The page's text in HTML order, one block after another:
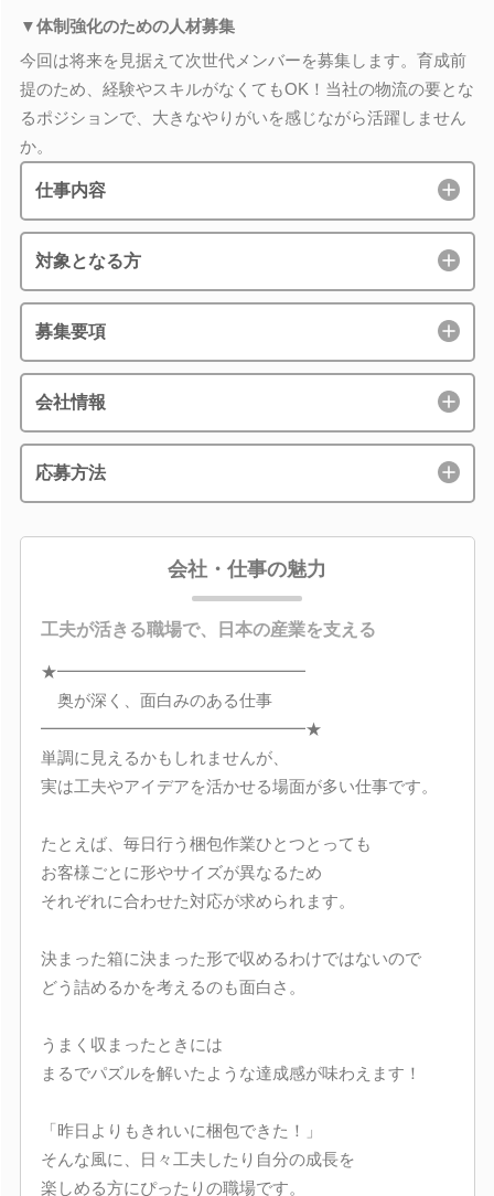
▼体制強化のための人材募集
今回は将来を見据えて次世代メンバーを募集します。育成前
提のため、経験やスキルがなくてもOK！当社の物流の要とな
るポジションで、大きなやりがいを感じながら活躍しません
か。
仕事内容
対象となる方
募集要項
会社情報
応募方法
会社・仕事の魅力
工夫が活きる職場で、日本の産業を支える
★━━━━━━━━━━━━━━━
奥が深く、面白みのある仕事
━━━━━━━━━━━━━━━━★
単調に見えるかもしれませんが、
実は工夫やアイデアを活かせる場面が多い仕事です。
たとえば、毎日行う梱包作業ひとつとっても
お客様ごとに形やサイズが異なるため
それぞれに合わせた対応が求められます。
決まった箱に決まった形で収めるわけではないので
どう詰めるかを考えるのも面白さ。
うまく収まったときには
まるでパズルを解いたような達成感が味わえます！
「昨日よりもきれいに梱包できた！」
そんな風に、日々工夫したり自分の成長を
楽しめる方にぴったりの職場です。